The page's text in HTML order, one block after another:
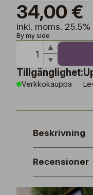
34,00 €
inkl. moms. 25.5%
By my side
Tillgänglighet:
Verkkokauppa
Beskrivning
Recensioner